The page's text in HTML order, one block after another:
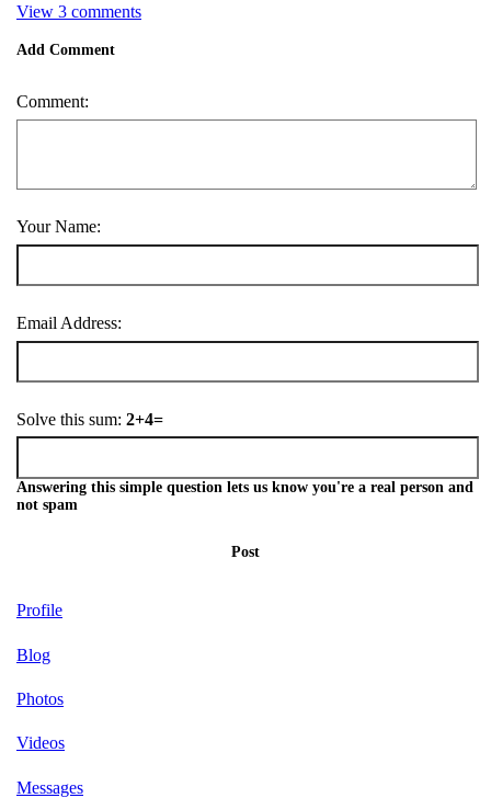
View 3 comments
Add Comment
Comment:
Your Name:
Email Address:
Solve this sum: 2+4=
Answering this simple question lets us know you're a real person and
not spam
Post
Profile
Blog
Photos
Videos
Messages